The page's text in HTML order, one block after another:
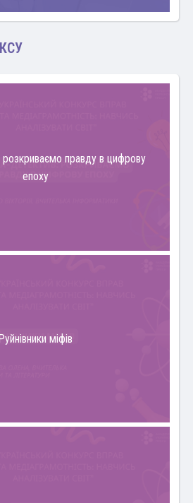
розкриваємо правду в цифрову
епоху
міфів